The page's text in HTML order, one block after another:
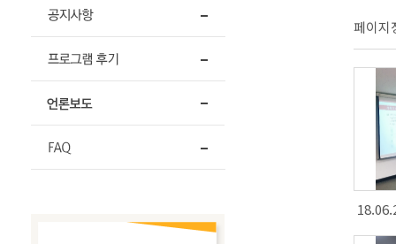
페이지